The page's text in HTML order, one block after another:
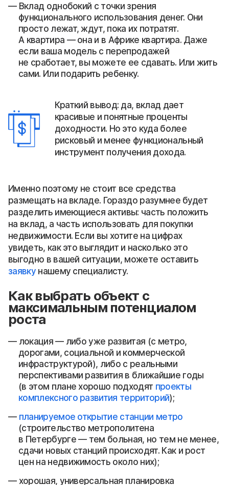
Вклад однобокий с точки зрения
функционального использования денег. Они
просто лежат, ждут, пока их потратят.
А квартира — она и в Африке квартира. Даже
если ваша модель с перепродажей
не сработает, вы можете ее сдавать. Или жить
сами. Или подарить ребенку.
Краткий вывод: да, вклад дает
красивые и понятные проценты
доходности. Но это куда более
рисковый и менее функциональный
инструмент получения дохода.
Именно поэтому не стоит все средства
размещать на вкладе. Гораздо разумнее будет
разделить имеющиеся активы: часть положить
на вклад, а часть использовать для покупки
недвижимости. Если вы хотите на цифрах
увидеть, как это выглядит и насколько это
выгодно в вашей ситуации, можете оставить
заявкунашему специалисту.
Как выбрать объект с
максимальным потенциалом
роста
локация — либо уже развитая (с метро,
дорогами, социальной и коммерческой
инфраструктурой), либо с реальными
перспективами развития в ближайшие годы
(в этом плане хорошо подходят проекты
комплексного развития территорий);
планируемое открытие станции метро
(строительство метрополитена
в Петербурге — тем больная, но тем не менее,
сдачи новых станций происходят. Как и рост
цен на недвижимость около них);
хорошая, универсальная планировка